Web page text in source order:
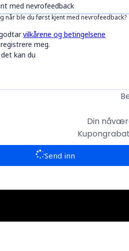
med nevrofeedback
når ble du først kjent med nevrofeedback?
godtarvilkårene og betingelsene
meg.
det kan du
Din
Send inn